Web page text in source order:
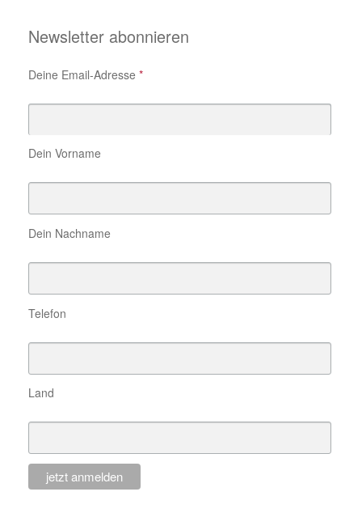
Newsletter abonnieren
Deine Email-Adresse *
Dein Vorname
Dein Nachname
Telefon
Land